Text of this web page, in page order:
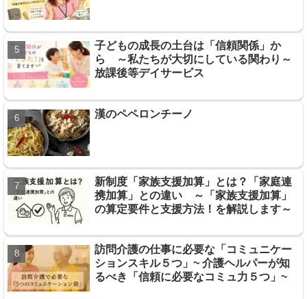
子どもの成長の土台は「信頼関係」か
ら ～私たちが大切にしている関わり～
放課後等デイサービス
漢のペペロンチーノ
新制度「家族支援加算」とは？「家庭連
携加算」との違い ～「家族支援加算」
の算定要件と支援方法！を解説します～
訪問介護の仕事に必要な「コミュニケー
ションスキル５つ」~ 介護ヘルパーが知
るべき「信頼に必要なコミュ力５つ」~